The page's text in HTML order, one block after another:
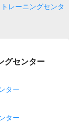
トレーニングセンタ
グセンター
ター
ター